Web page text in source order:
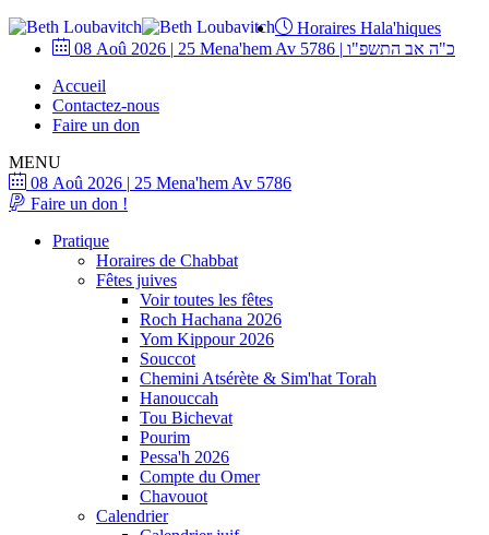
Horaires Hala'hiques
08 Aoû 2026 | 25 Mena'hem Av 5786 | כ"ה אב התשפ"ו
Accueil
Contactez-nous
Faire un don
MENU
08 Aoû 2026 | 25 Mena'hem Av 5786
Faire un don !
Pratique
Horaires de Chabbat
Fêtes juives
Voir toutes les fêtes
Roch Hachana 2026
Yom Kippour 2026
Souccot
Chemini Atsérète & Sim'hat Torah
Hanouccah
Tou Bichevat
Pourim
Pessa'h 2026
Compte du Omer
Chavouot
Calendrier